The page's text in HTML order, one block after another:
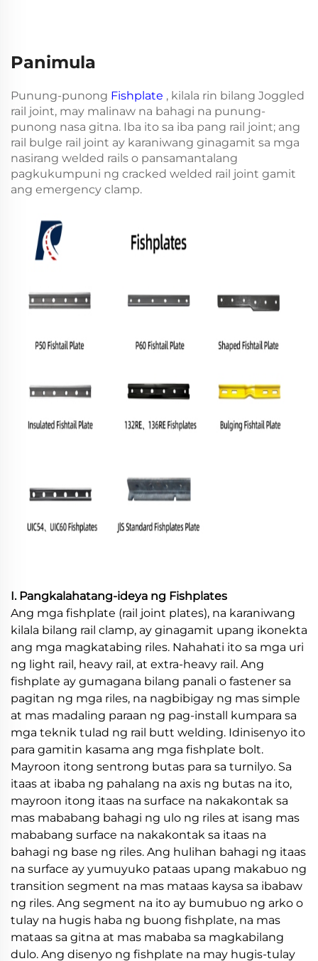
Panimula
Punung-punong Fishplate , kilala rin bilang Joggled
rail joint, may malinaw na bahagi na punung-
punong nasa gitna. Iba ito sa iba pang rail joint; ang
rail bulge rail joint ay karaniwang ginagamit sa mga
nasirang welded rails o pansamantalang
pagkukumpuni ng cracked welded rail joint gamit
ang emergency clamp.
I. Pangkalahatang-ideya ng Fishplates
Ang mga fishplate (rail joint plates), na karaniwang
kilala bilang rail clamp, ay ginagamit upang ikonekta
ang mga magkatabing riles. Nahahati ito sa mga uri
ng light rail, heavy rail, at extra-heavy rail. Ang
fishplate ay gumagana bilang panali o fastener sa
pagitan ng mga riles, na nagbibigay ng mas simple
at mas madaling paraan ng pag-install kumpara sa
mga teknik tulad ng rail butt welding. Idinisenyo ito
para gamitin kasama ang mga fishplate bolt.
Mayroon itong sentrong butas para sa turnilyo. Sa
itaas at ibaba ng pahalang na axis ng butas na ito,
mayroon itong itaas na surface na nakakontak sa
mas mababang bahagi ng ulo ng riles at isang mas
mababang surface na nakakontak sa itaas na
bahagi ng base ng riles. Ang hulihan bahagi ng itaas
na surface ay yumuyuko pataas upang makabuo ng
transition segment na mas mataas kaysa sa ibabaw
ng riles. Ang segment na ito ay bumubuo ng arko o
tulay na hugis haba ng buong fishplate, na mas
mataas sa gitna at mas mababa sa magkabilang
dulo. Ang disenyo ng fishplate na may hugis-tulay